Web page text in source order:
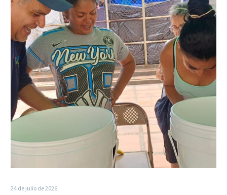
ha
acompañado
a
2.412
personas
en
Caracas
y
La
Guaira
tras
los
terremotos
24 de julio de 2026